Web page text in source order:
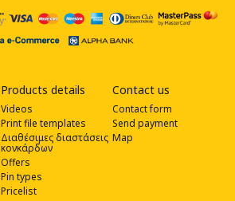
Products details
Videos
Print file templates
Διαθέσιμες διαστάσεις
κονκάρδων
Offers
Pin types
Pricelist
Contact us
Contact form
Send payment
Map